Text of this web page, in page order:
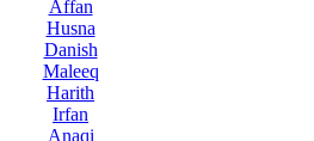
Affan
Husna
Danish
Maleeq
Harith
Irfan
Anaqi